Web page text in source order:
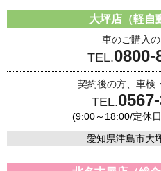
大坪店（軽自
車のご購入
TEL.0800-
契約後の方、車検
TEL.
(9:00～18:00/定休
愛知県津島市大